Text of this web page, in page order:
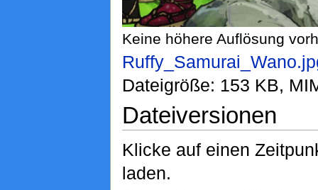
Keine höhere Auflösung
Dateigröße: 153 KB,
Dateiversionen
Klicke auf einen
laden.